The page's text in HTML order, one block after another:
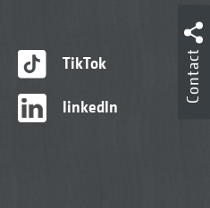
TikTok
linkedIn
Contact